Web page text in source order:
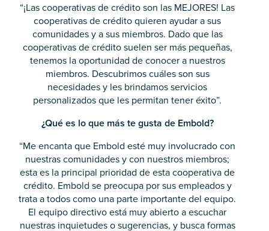
“¡Las cooperativas de crédito son las MEJORES! Las
cooperativas de crédito quieren ayudar a sus
comunidades y a sus miembros. Dado que las
cooperativas de crédito suelen ser más pequeñas,
tenemos la oportunidad de conocer a nuestros
miembros. Descubrimos cuáles son sus
necesidades y les brindamos servicios
personalizados que les permitan tener éxito”.
¿Qué es lo que más te gusta de Embold?
“Me encanta que Embold esté muy involucrado con
nuestras comunidades y con nuestros miembros;
esta es la principal prioridad de esta cooperativa de
crédito. Embold se preocupa por sus empleados y
trata a todos como una parte importante del equipo.
El equipo directivo está muy abierto a escuchar
nuestras inquietudes o sugerencias, y busca formas